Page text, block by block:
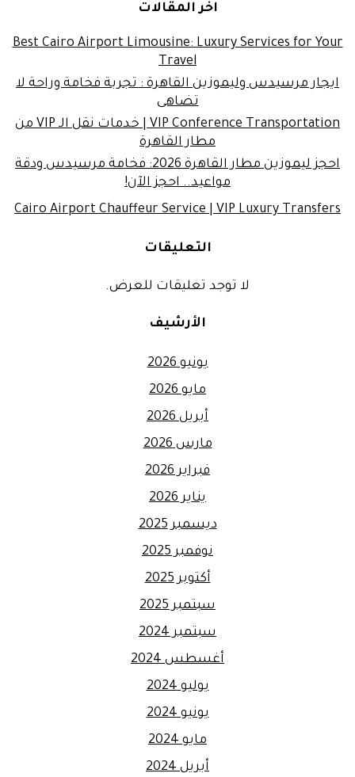
اخر المقالات
Best Cairo Airport Limousine: Luxury Services for Your
Travel
ايجار مرسيدس وليموزين القاهرة : تجربة فخامة وراحة لا
تضاهى
VIP Conference Transportation | خدمات نقل الـ VIP من
مطار القاهرة
احجز ليموزين مطار القاهرة 2026: فخامة مرسيدس ودقة
مواعيد.. احجز الآن!
Cairo Airport Chauffeur Service | VIP Luxury Transfers
التعليقات
لا توجد تعليقات للعرض.
الأرشيف
يونيو 2026
مايو 2026
أبريل 2026
مارس 2026
فبراير 2026
يناير 2026
ديسمبر 2025
نوفمبر 2025
أكتوبر 2025
سبتمبر 2025
سبتمبر 2024
أغسطس 2024
يوليو 2024
يونيو 2024
مايو 2024
أبريل 2024